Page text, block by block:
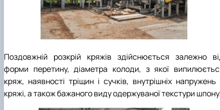
Поздовжній розкрій кряжів здійснюється залежно
форми перетину, діаметра колоди, з якої
кряж, наявності тріщин і сучків, внутрішніх напружень
кряжі, а також бажаного виду одержуваної текстури